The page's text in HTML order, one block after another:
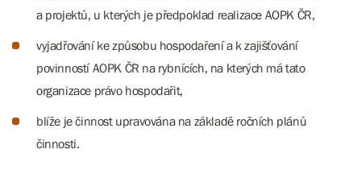
a projektů, u kterých je předpoklad realizace AOPK ČR,
vyjadřování ke způsobu hospodaření a k zajišťování
povinností AOPK ČR na rybnících, na kterých má tato
organizace právo hospodařit,
blíže je činnost upravována na základě ročních plánů
činnosti.